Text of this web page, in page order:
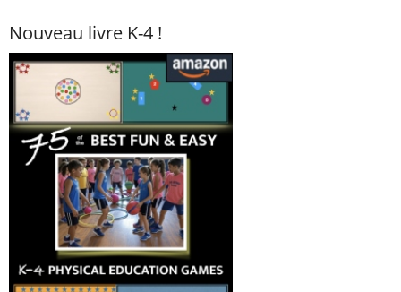
Nouveau livre K-4 !